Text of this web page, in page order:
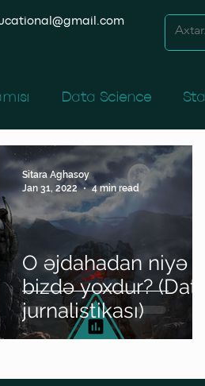
Data Science
361-ci bucaq İnsan
Müəllifin kitabxanasından
O əjdahadan niyə
bizdə yoxdur? (Data
jurnalistikası)
Sitara Aghasoy
Jan 31, 2022
4 min read